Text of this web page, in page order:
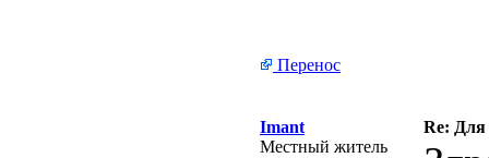
Перенос
Imant
Re: Для
Местный житель